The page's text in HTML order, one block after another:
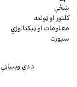
ښځې
کلتور او ټولنه
معلومات او ټېکنالوژي
سپورت
د دې